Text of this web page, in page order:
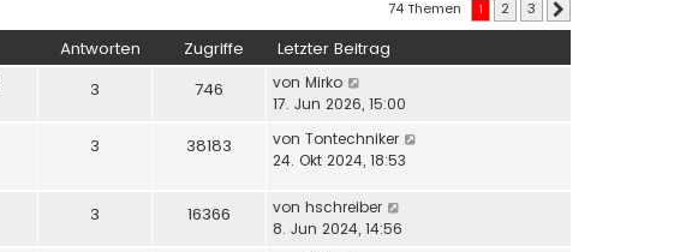
74 Themen 1 2 3
Antworten Zugriffe Letzter Beitrag
3 746 von Mirko
17. Jun 2026, 15:00
3 38183 von Tontechniker
24. Okt 2024, 18:53
3 16366 von hschreiber
8. Jun 2024, 14:56